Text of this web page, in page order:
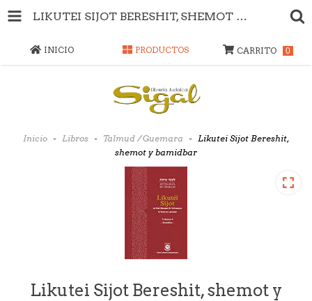
LIKUTEI SIJOT BERESHIT, SHEMOT Y BAMIDBAR
INICIO PRODUCTOS CARRITO 0
Inicio - Libros - Talmud / Guemara - Likutei Sijot Bereshit,
shemot y bamidbar
Likutei Sijot Bereshit, shemot y